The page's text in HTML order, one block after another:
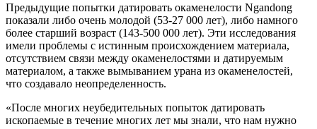
Предыдущие попытки датировать окаменелости Ngandong
показали либо очень молодой (53-27 000 лет), либо намного
более старший возраст (143-500 000 лет). Эти исследования
имели проблемы с истинным происхождением материала,
отсутствием связи между окаменелостями и датируемым
материалом, а также вымыванием урана из окаменелостей,
что создавало неопределенность.
«После многих неубедительных попыток датировать
ископаемые в течение многих лет мы знали, что нам нужно